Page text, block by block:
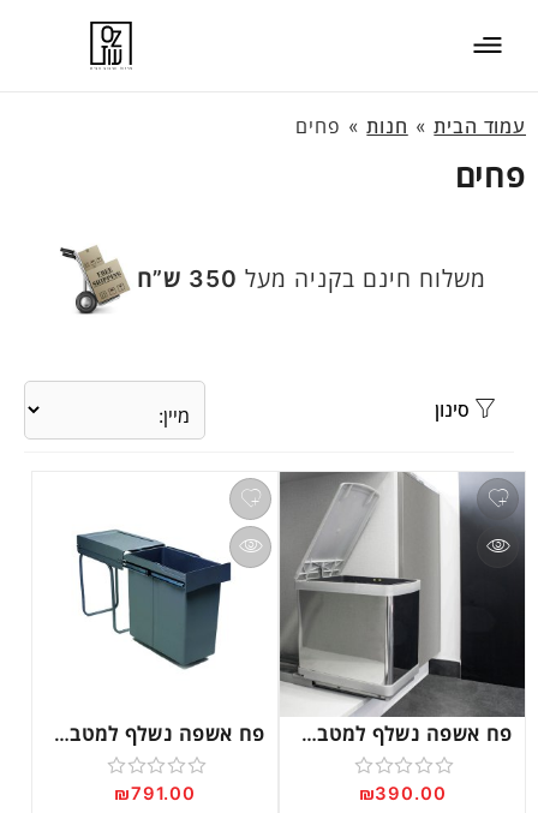
עמוד הבית» חנות» פחים
פחים
משלוח חינם בקניה מעל 350 ש”ח
סינון
פח אשפה נשלף למטבח דגם 281
דורג
₪390.00
פח אשפה נשלף למטבח דגם 294
דורג
₪791.00